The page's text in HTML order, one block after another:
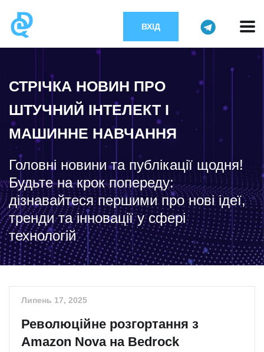
ВХІД
СТРІЧКА НОВИН ПРО
ШТУЧНИЙ ІНТЕЛЕКТ І
МАШИННЕ НАВЧАННЯ
Головні новини та публікації щодня!
Будьте на крок попереду:
дізнавайтеся першими про нові ідеї,
тренди та інновації у сфері
технологій
Липень 17, 2025
Революційне розгортання з
Amazon Nova на Bedrock